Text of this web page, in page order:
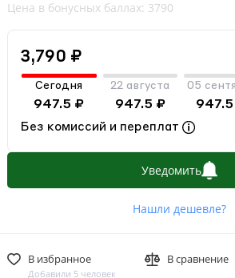
Цена в бонусных баллах: 3790
3,790 ₽
Сегодня
947.5 ₽
22 августа
947.5 ₽
05
Без комиссий и переплат
Уведомить
Нашли дешевле?
В избранное
Добавили 5 человек
В сравнение